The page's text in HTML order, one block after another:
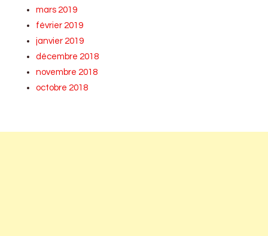
mars 2019
février 2019
janvier 2019
décembre 2018
novembre 2018
octobre 2018